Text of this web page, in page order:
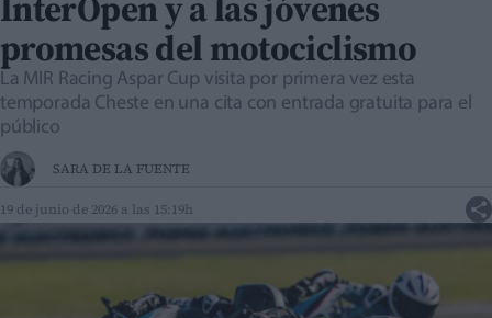
promesas del motociclismo
La MIR Racing Aspar Cup visita por primera vez esta
temporada Cheste en una cita con entrada gratuita para el
público
SARA DE LA FUENTE
19 de junio de 2026 a las 15:19h